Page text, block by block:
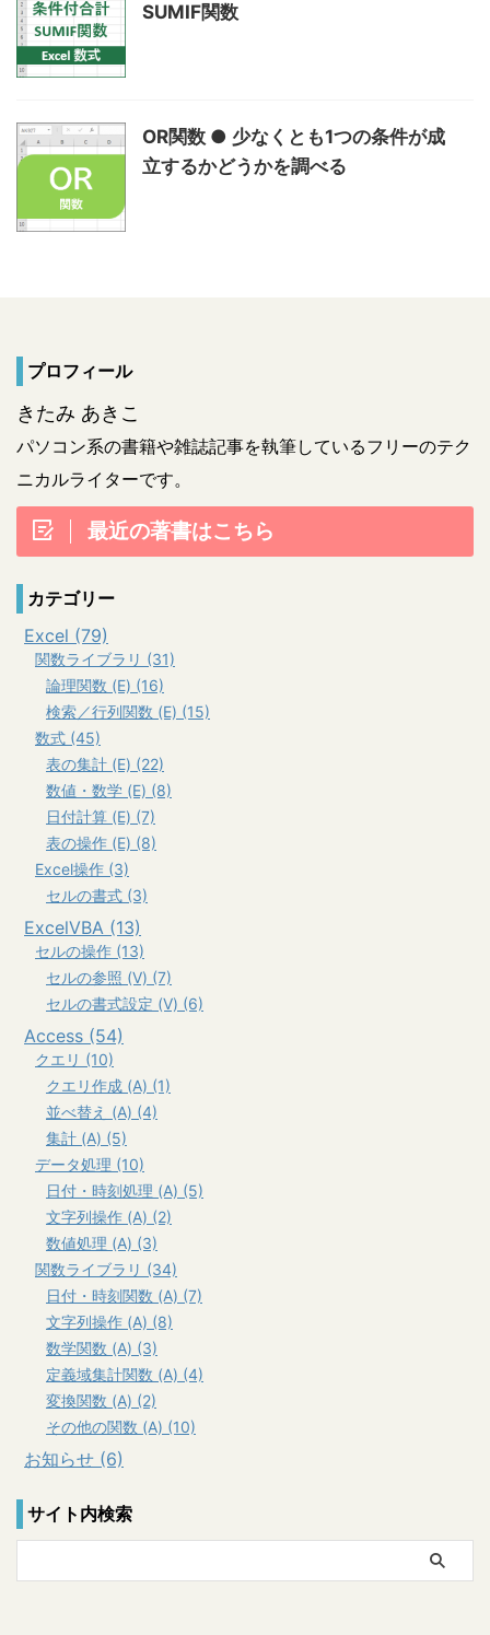
SUMIF関数
OR関数 ● 少なくとも1つの条件が成
立するかどうかを調べる
プロフィール
きたみ あきこ
パソコン系の書籍や雑誌記事を執筆しているフリーのテク
ニカルライターです。
最近の著書はこちら
カテゴリー
Excel (79)
関数ライブラリ (31)
論理関数 (E) (16)
検索／行列関数 (E) (15)
数式 (45)
表の集計 (E) (22)
数値・数学 (E) (8)
日付計算 (E) (7)
表の操作 (E) (8)
Excel操作 (3)
セルの書式 (3)
ExcelVBA (13)
セルの操作 (13)
セルの参照 (V) (7)
セルの書式設定 (V) (6)
Access (54)
クエリ (10)
クエリ作成 (A) (1)
並べ替え (A) (4)
集計 (A) (5)
データ処理 (10)
日付・時刻処理 (A) (5)
文字列操作 (A) (2)
数値処理 (A) (3)
関数ライブラリ (34)
日付・時刻関数 (A) (7)
文字列操作 (A) (8)
数学関数 (A) (3)
定義域集計関数 (A) (4)
変換関数 (A) (2)
その他の関数 (A) (10)
お知らせ (6)
サイト内検索